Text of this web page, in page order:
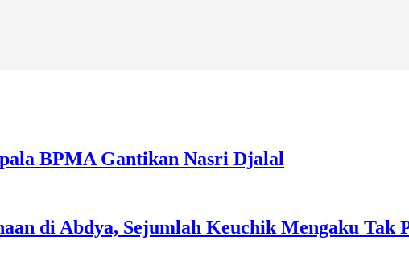
BPMA Gantikan Nasri Djalal
di Abdya, Sejumlah Keuchik Mengaku Tak